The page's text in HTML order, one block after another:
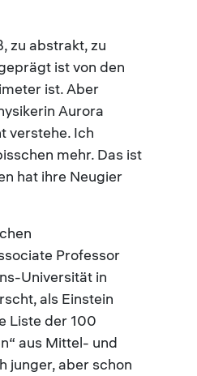
zu abstrakt, zu
ist von den
ist. Aber
Aurora
verstehe. Ich
mehr. Das ist
hat ihre Neugier
Professor
Universität in
als Einstein
Liste der 100
aus Mittel- und
junger, aber schon